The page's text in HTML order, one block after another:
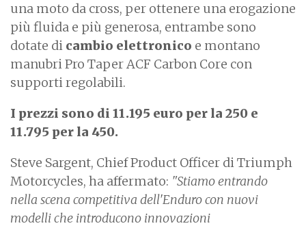
una moto da cross, per ottenere una erogazione
più fluida e più generosa, entrambe sono
dotate di cambio elettronico e montano
manubri Pro Taper ACF Carbon Core con
supporti regolabili.
I prezzi sono di 11.195 euro per la 250 e
11.795 per la 450.
Steve Sargent, Chief Product Officer di Triumph
Motorcycles, ha affermato: "Stiamo entrando
nella scena competitiva dell'Enduro con nuovi
modelli che introducono innovazioni